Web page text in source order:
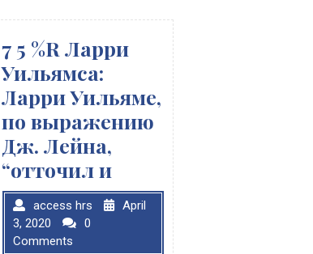
7 5 %R Ларри
Уильямса:
Ларри Уильяме,
по выражению
Дж. Лейна,
“отточил и
access hrs
April
3, 2020
0
Comments